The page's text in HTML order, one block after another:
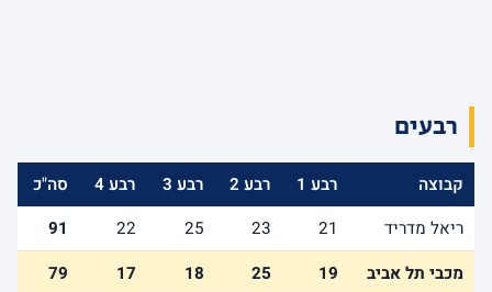
רבעים
קבוצה רבע 1 רבע 2 רבע 3 רבע 4
סה"כ
ריאל מדריד
21
23
25
22
91
מכבי תל אביב
19
25
18
17
79